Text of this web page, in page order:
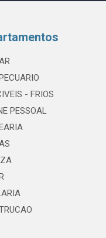
- FRIOS
PESSOAL